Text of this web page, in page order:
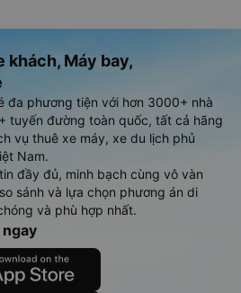
khách, Máy bay,
đa phương tiện với hơn 3000+ nhà
tuyến đường toàn quốc, tất cả hãng
vụ thuê xe máy, xe du lịch phủ
Nam.
đầy đủ, minh bạch cùng vô vàn
sánh và lựa chọn phương án di
và phù hợp nhất.